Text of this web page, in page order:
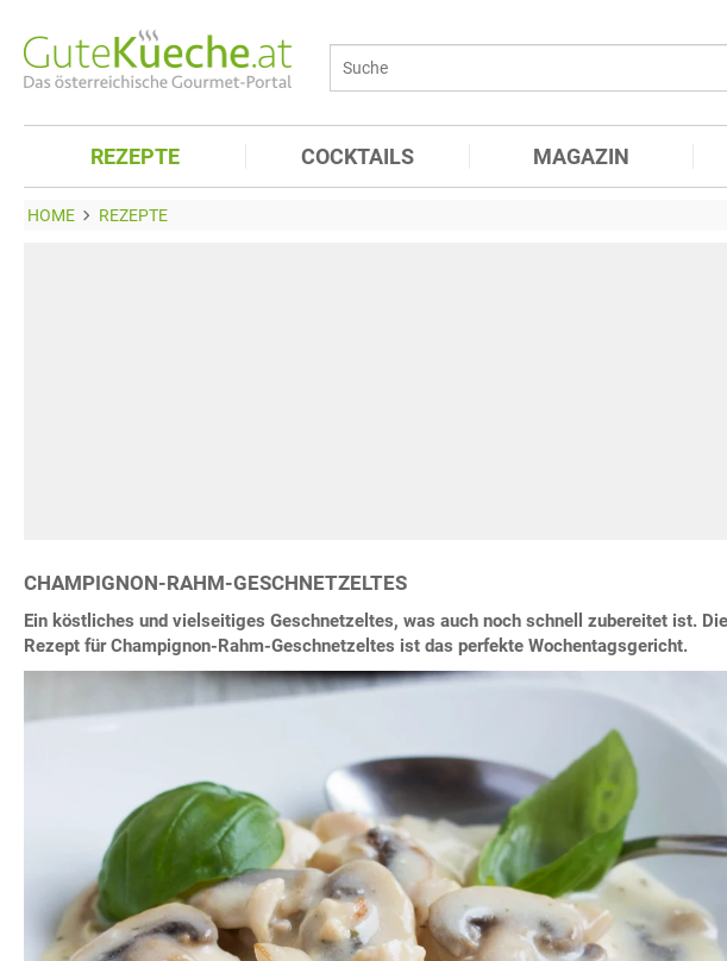
REZEPTE COCKTAILS MAGAZIN
HOME REZEPTE
CHAMPIGNON-RAHM-GESCHNETZELTES
Ein köstliches und vielseitiges Geschnetzeltes, was auch noch schnell zubereitet ist.
Rezept für Champignon-Rahm-Geschnetzeltes ist das perfekte Wochentagsgericht.